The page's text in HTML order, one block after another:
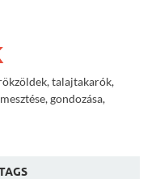
talajtakarók,
gondozása,